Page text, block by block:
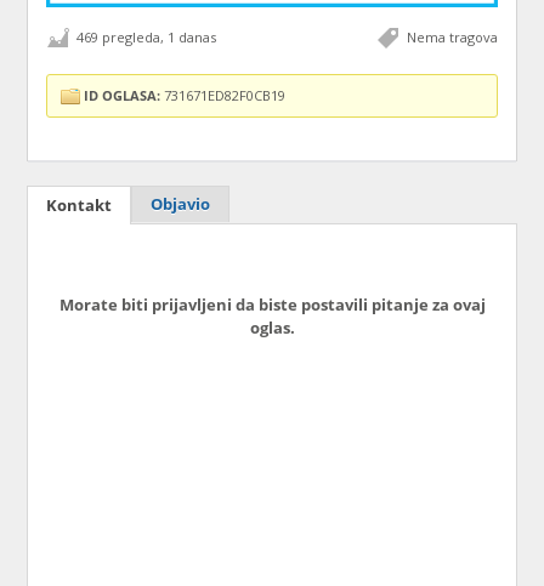
Nema tragova
469 pregleda, 1 danas
ID OGLASA: 731671ED82F0CB19
Kontakt Objavio
Morate biti prijavljeni da biste postavili pitanje za ovaj
oglas.